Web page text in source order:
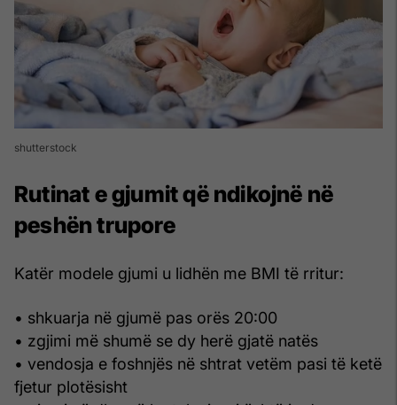
shutterstock
Rutinat e gjumit që ndikojnë në
peshën trupore
Katër modele gjumi u lidhën me BMI të rritur:
• shkuarja në gjumë pas orës 20:00
• zgjimi më shumë se dy herë gjatë natës
• vendosja e foshnjës në shtrat vetëm pasi të ketë
fjetur plotësisht